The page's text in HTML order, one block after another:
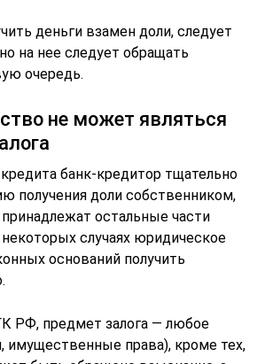
деньги взамен доли, следует
на нее следует обращать
очередь.
не может являться
банк-кредитор тщательно
получения доли собственником,
остальные части
случаях юридическое
оснований получить
РФ, предмет залога — любое
права), кроме тех,